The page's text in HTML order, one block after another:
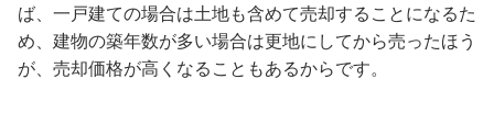
ば、一戸建ての場合は土地も含めて売却することになるた
め、建物の築年数が多い場合は更地にしてから売ったほう
が、売却価格が高くなることもあるからです。